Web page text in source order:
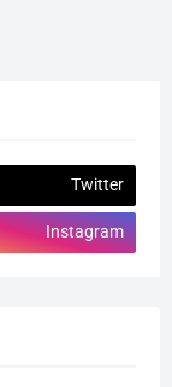
Twitter
Instagram